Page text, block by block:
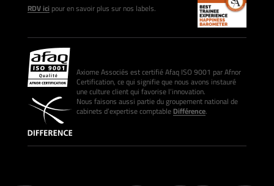
RDV icipour en savoir plus sur nos labels.
Axiome Associés est certifié Afaq ISO 9001 par Afnor
Certification, ce qui signifie que nous avons instauré
une culture client qui favorise l’innovation.
Nous faisons aussi partie du groupement national de
cabinets d’expertise comptableDifférence.